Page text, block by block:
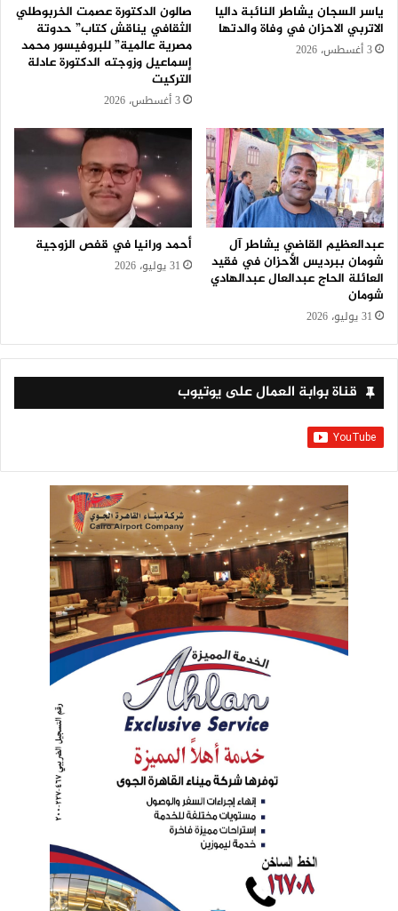
ياسر السجان يشاطر النائبة داليا
الاتربي الاحزان في وفاة والدتها
3 أغسطس، 2026
صالون الدكتورة عصمت الخربوطلي
الثقافي يناقش كتاب” حدوتة
مصرية عالمية” للبروفيسور محمد
إسماعيل وزوجته الدكتورة عادلة
التركيت
3 أغسطس، 2026
عبدالعظيم القاضي يشاطر آل
شومان ببرديس الأحزان في فقيد
العائلة الحاج عبدالعال عبدالهادي
شومان
31 يوليو، 2026
أحمد ورانيا في قفص الزوجية
31 يوليو، 2026
قناة بوابة العمال على يوتيوب